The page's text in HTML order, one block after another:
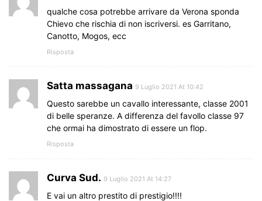
qualche cosa potrebbe arrivare da Verona sponda
Chievo che rischia di non iscriversi. es Garritano,
Canotto, Mogos, ecc
Risposta
Satta massagana 9 Luglio 2021 At 10:42
Questo sarebbe un cavallo interessante, classe 2001
di belle speranze. A differenza del favollo classe 97
che ormai ha dimostrato di essere un flop.
Risposta
Curva Sud. 9 Luglio 2021 At 14:27
E vai un altro prestito di prestigio!!!!